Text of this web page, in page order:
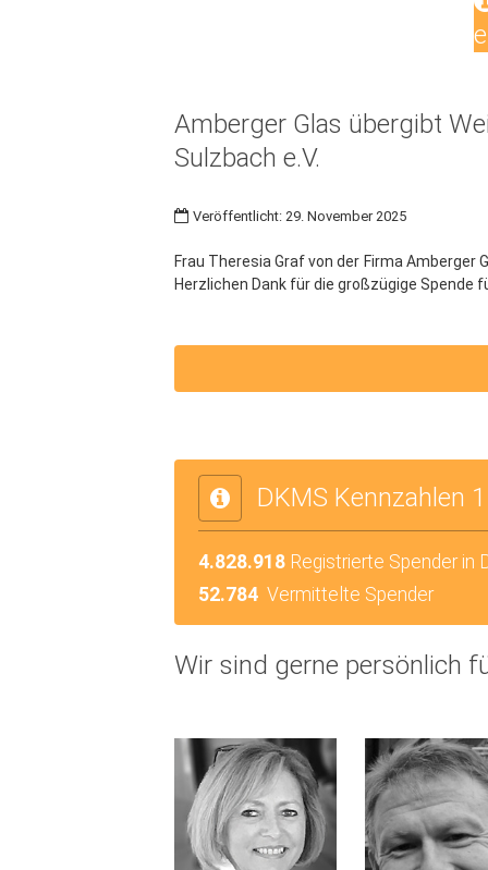
Amberger Glas übergibt
Sulzbach e.V.
Veröffentlicht: 29. November 2025
Frau Theresia Graf von der Firma
Herzlichen Dank für die großzügige
DKMS Kennzahlen
4.828.918 Registrierte Spender in
52.784 Vermittelte Spender
Wir sind gerne persönlich